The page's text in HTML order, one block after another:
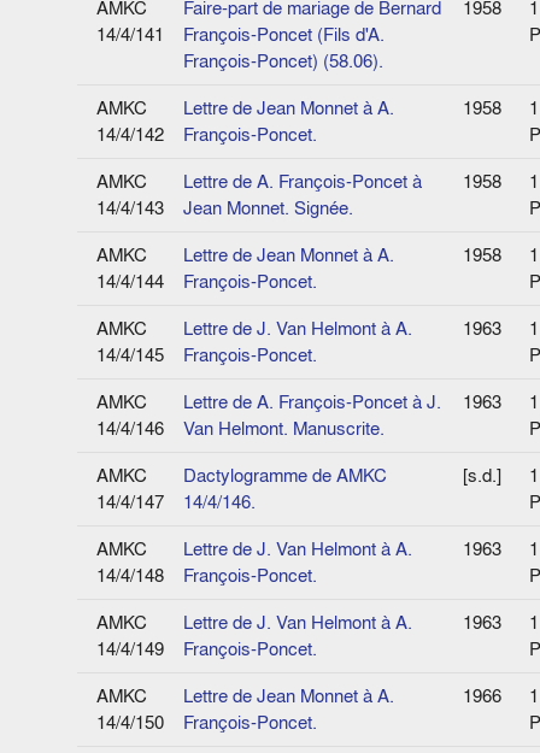
AMKC
14/4/141
Faire-part de mariage de Bernard
François-Poncet (Fils d'A.
François-Poncet) (58.06).
1958
1
AMKC
14/4/142
Lettre de Jean Monnet à A.
François-Poncet.
1958
1
AMKC
14/4/143
Lettre de A. François-Poncet à
Jean Monnet. Signée.
1958
1
AMKC
14/4/144
Lettre de Jean Monnet à A.
François-Poncet.
1958
1
AMKC
14/4/145
Lettre de J. Van Helmont à A.
François-Poncet.
1963
1
AMKC
14/4/146
Lettre de A. François-Poncet à J.
Van Helmont. Manuscrite.
1963
1
AMKC
14/4/147
Dactylogramme de AMKC
14/4/146.
[s.d.]
1
AMKC
14/4/148
Lettre de J. Van Helmont à A.
François-Poncet.
1963
1
AMKC
14/4/149
Lettre de J. Van Helmont à A.
François-Poncet.
1963
1
AMKC
14/4/150
Lettre de Jean Monnet à A.
François-Poncet.
1966
1